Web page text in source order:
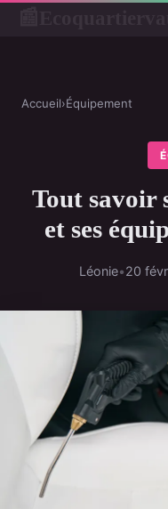
Accueil›Équipement
Tout savoir
et ses
Léonie•20